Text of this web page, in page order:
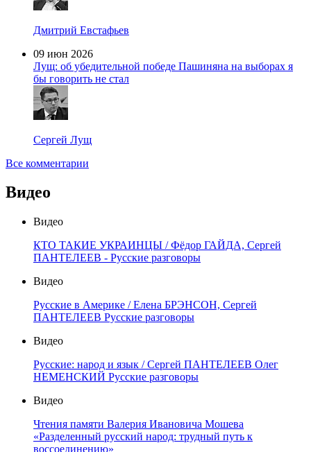
Дмитрий Евстафьев
09 июн 2026
Лущ: об убедительной победе Пашиняна на выборах я
бы говорить не стал
Сергей Лущ
Все комментарии
Видео
Видео
КТО ТАКИЕ УКРАИНЦЫ / Фёдор ГАЙДА, Сергей
ПАНТЕЛЕЕВ - Русские разговоры
Видео
Русские в Америке / Елена БРЭНСОН, Сергей
ПАНТЕЛЕЕВ Русские разговоры
Видео
Русские: народ и язык / Сергей ПАНТЕЛЕЕВ Олег
НЕМЕНСКИЙ Русские разговоры
Видео
Чтения памяти Валерия Ивановича Мошева
«Разделенный русский народ: трудный путь к
воссоединению»